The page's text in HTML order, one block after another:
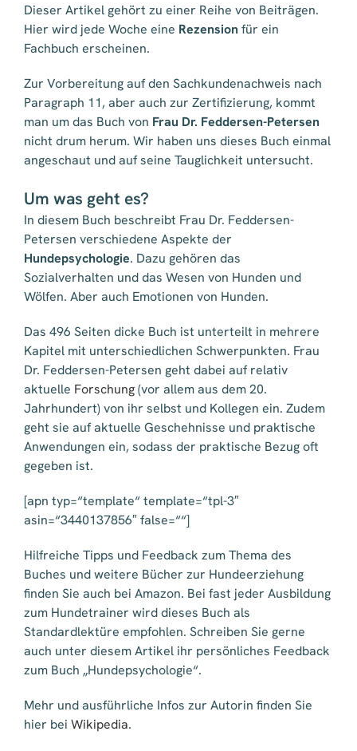
Dieser Artikel gehört zu einer Reihe von Beiträgen.
Hier wird jede Woche eine Rezensionfür ein
Fachbuch erscheinen.
Zur Vorbereitung auf den Sachkundenachweis nach
Paragraph 11, aber auch zur Zertifizierung, kommt
man um das Buch von Frau Dr. Feddersen-Petersen
nicht drum herum. Wir haben uns dieses Buch einmal
angeschaut und auf seine Tauglichkeit untersucht.
Um was geht es?
In diesem Buch beschreibt Frau Dr. Feddersen-
Petersen verschiedene Aspekte der
Hundepsychologie. Dazu gehören das
Sozialverhalten und das Wesen von Hunden und
Wölfen. Aber auch Emotionen von Hunden.
Das 496 Seiten dicke Buch ist unterteilt in mehrere
Kapitel mit unterschiedlichen Schwerpunkten. Frau
Dr. Feddersen-Petersen geht dabei auf relativ
aktuelle Forschung(vor allem aus dem 20.
Jahrhundert) von ihr selbst und Kollegen ein. Zudem
geht sie auf aktuelle Geschehnisse und praktische
Anwendungen ein, sodass der praktische Bezug oft
gegeben ist.
[apn typ=“template“ template=“tpl-3″
asin=“3440137856″ false=““]
Hilfreiche Tipps und Feedback zum Thema des
Buches und weitere Bücher zur Hundeerziehung
finden Sie auch bei Amazon. Bei fast jeder Ausbildung
zum Hundetrainer wird dieses Buch als
Standardlektüre empfohlen. Schreiben Sie gerne
auch unter diesem Artikel ihr persönliches Feedback
zum Buch „Hundepsychologie“.
Mehr und ausführliche Infos zur Autorin finden Sie
hier bei Wikipedia.